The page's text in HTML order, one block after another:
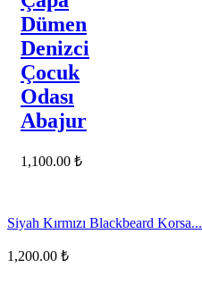
Dümen
Denizci
Çocuk
Odası
Abajur
1,100.00 ₺
Siyah Kırmızı Blackbeard Korsa...
1,200.00 ₺